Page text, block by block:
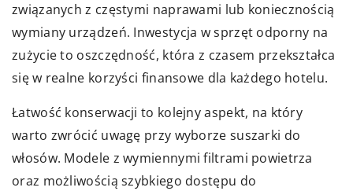
związanych z częstymi naprawami lub koniecznością
wymiany urządzeń. Inwestycja w sprzęt odporny na
zużycie to oszczędność, która z czasem przekształca
się w realne korzyści finansowe dla każdego hotelu.
Łatwość konserwacji to kolejny aspekt, na który
warto zwrócić uwagę przy wyborze suszarki do
włosów. Modele z wymiennymi filtrami powietrza
oraz możliwością szybkiego dostępu do